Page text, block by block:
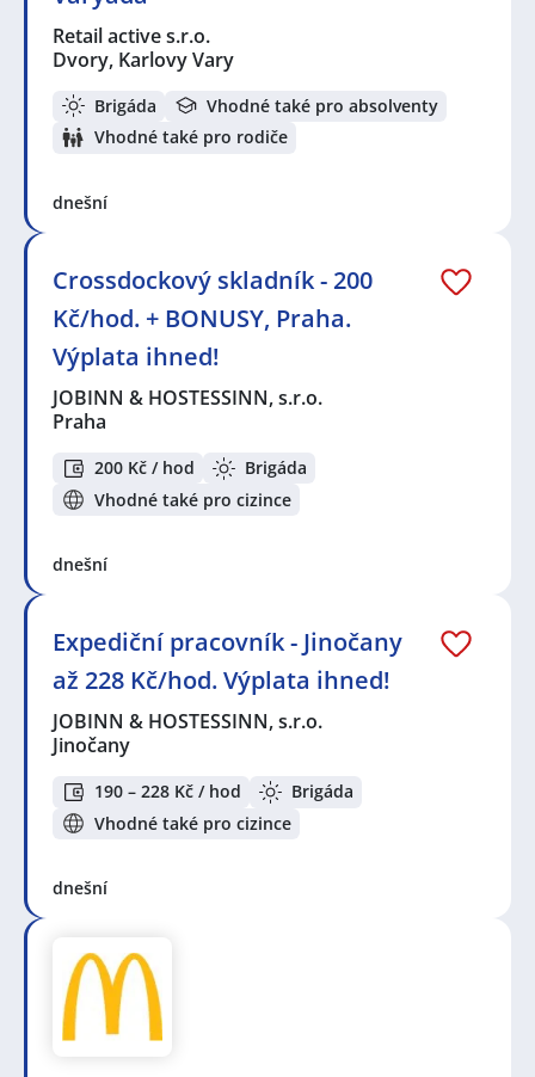
Retail active s.r.o.
Dvory, Karlovy Vary
Brigáda
Vhodné také pro absolventy
Vhodné také pro rodiče
dnešní
Crossdockový skladník - 200
Kč/hod. + BONUSY, Praha.
Výplata ihned!
JOBINN & HOSTESSINN, s.r.o.
Praha
200 Kč / hod
Brigáda
Vhodné také pro cizince
dnešní
Expediční pracovník - Jinočany
až 228 Kč/hod. Výplata ihned!
JOBINN & HOSTESSINN, s.r.o.
Jinočany
190 – 228 Kč / hod
Brigáda
Vhodné také pro cizince
dnešní